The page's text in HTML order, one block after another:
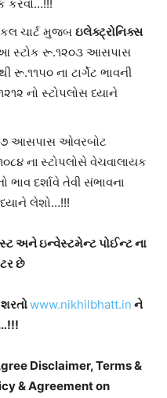
કરવો…!!!
ચાર્ટ મુજબ ઇલેક્ટ્રોનિક્સ
સ્ટોક રૂ.૧૨૦૩ આસપાસ
રૂ.૧૧૫૦ ના ટાર્ગેટ ભાવની
નો સ્ટોપલોસ ધ્યાને
આસપાસ ઓવરબોટ
ના સ્ટોપલોસે વેચવાલાયક
દર્શાવે તેવી સંભાવના
લેશો…!!!
અને ઇન્વેસ્ટમેન્ટ પોઈન્ટ ના
છે
શરતોwww.nikhilbhatt.in ને
!!
Disclaimer, Terms &
& Agreement on